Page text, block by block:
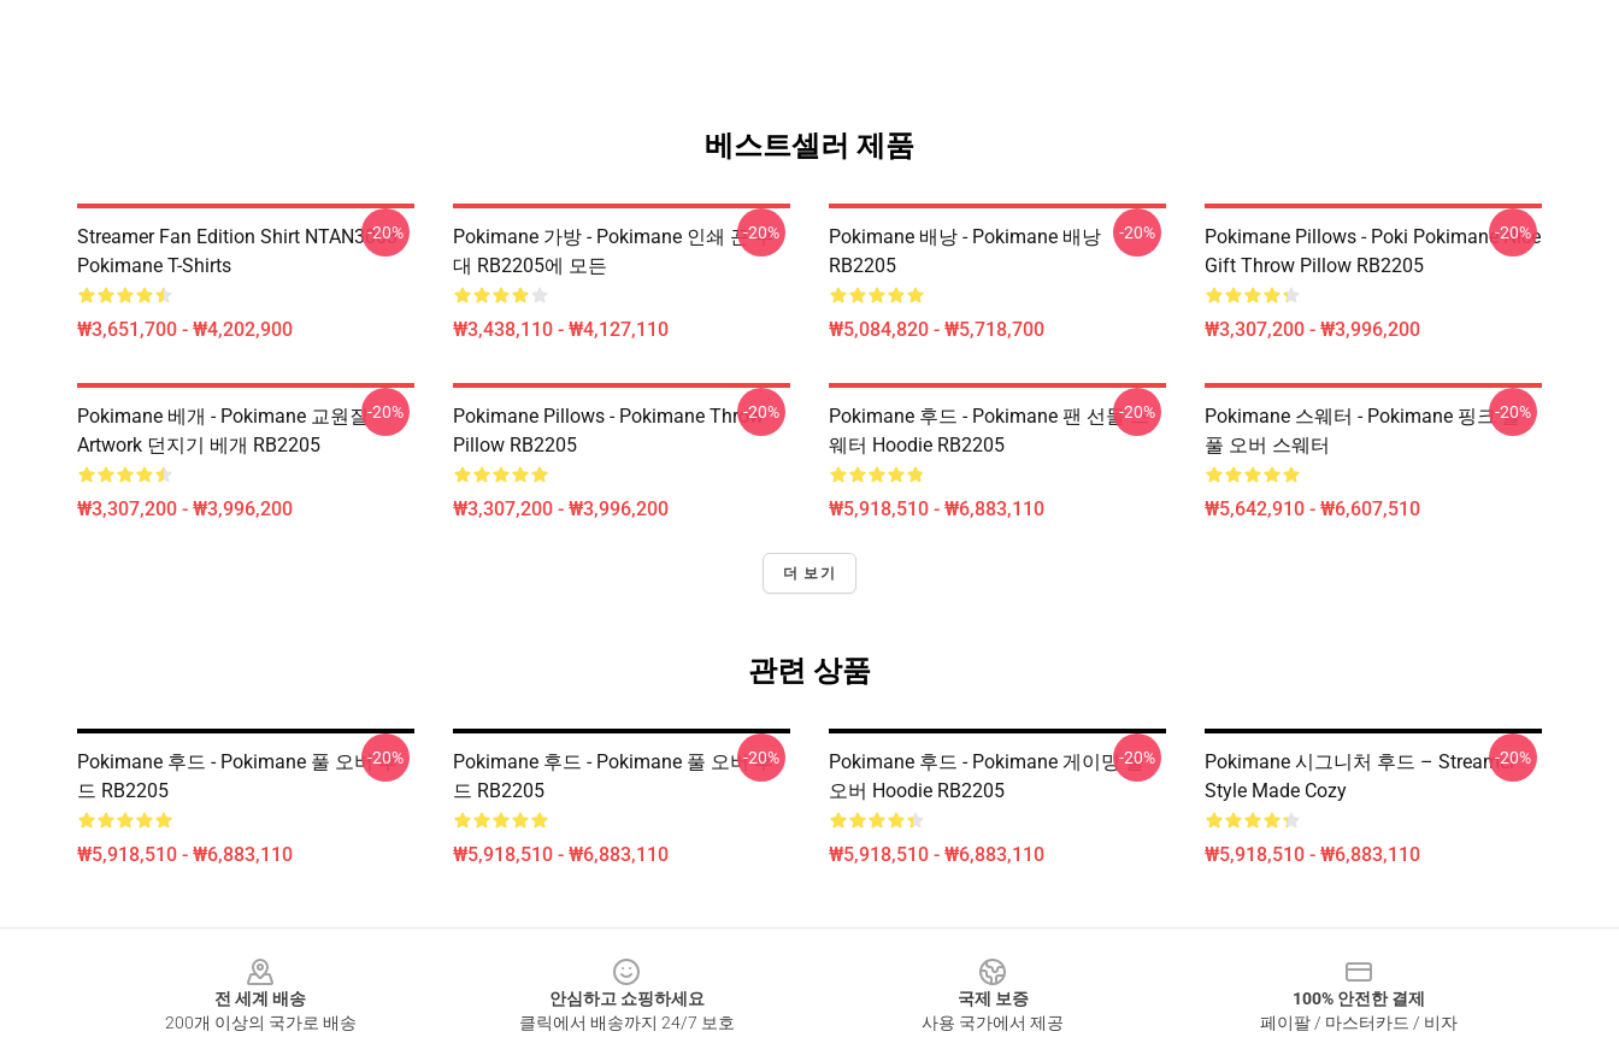
베스트셀러 제품
Streamer Fan Edition Shirt NTAN3003
Pokimane T-Shirts
₩3,651,700 - ₩4,202,900
-20%
Pokimane 가방 - Pokimane 인쇄 끈 부
대 RB2205에 모든
₩3,438,110 - ₩4,127,110
-20%
Pokimane 배낭 - Pokimane 배낭
RB2205
₩5,084,820 - ₩5,718,700
-20%
Pokimane Pillows - Poki Pokimane Nice
Gift Throw Pillow RB2205
₩3,307,200 - ₩3,996,200
-20%
Pokimane 베개 - Pokimane 교원질
Artwork 던지기 베개 RB2205
₩3,307,200 - ₩3,996,200
-20%
Pokimane Pillows - Pokimane Throw
Pillow RB2205
₩3,307,200 - ₩3,996,200
-20%
Pokimane 후드 - Pokimane 팬 선물 스
웨터 Hoodie RB2205
₩5,918,510 - ₩6,883,110
-20%
Pokimane 스웨터 - Pokimane 핑크 볼
풀 오버 스웨터
₩5,642,910 - ₩6,607,510
-20%
더 보기
관련 상품
Pokimane 후드 - Pokimane 풀 오버 후
드 RB2205
₩5,918,510 - ₩6,883,110
-20%
Pokimane 후드 - Pokimane 풀 오버 후
드 RB2205
₩5,918,510 - ₩6,883,110
-20%
Pokimane 후드 - Pokimane 게이밍 풀
오버 Hoodie RB2205
₩5,918,510 - ₩6,883,110
-20%
Pokimane 시그니처 후드 – Streamer
Style Made Cozy
₩5,918,510 - ₩6,883,110
-20%
전 세계 배송
200개 이상의 국가로 배송
안심하고 쇼핑하세요
클릭에서 배송까지 24/7 보호
국제 보증
사용 국가에서 제공
100% 안전한 결제
페이팔 / 마스터카드 / 비자